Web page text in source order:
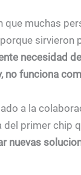
muchas
sirvieron
necesidad
no funciona
a la
primer chip
nuevas